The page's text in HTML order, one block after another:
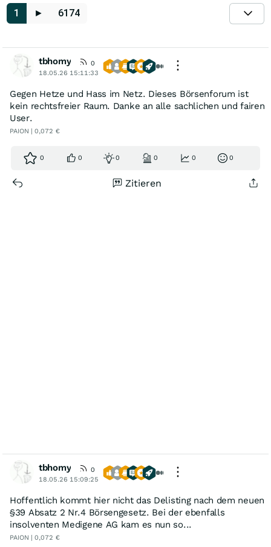
1 ► 6174
tbhomy
0
18.05.26 15:11:33
Gegen Hetze und Hass im Netz. Dieses Börsenforum ist
kein rechtsfreier Raum. Danke an alle sachlichen und fairen
User.
PAION | 0,072 €
0 0 0 0 0 0
Zitieren
tbhomy
0
18.05.26 15:09:25
Hoffentlich kommt hier nicht das Delisting nach dem neuen
§39 Absatz 2 Nr.4 Börsengesetz. Bei der ebenfalls
insolventen Medigene AG kam es nun so...
PAION | 0,072 €